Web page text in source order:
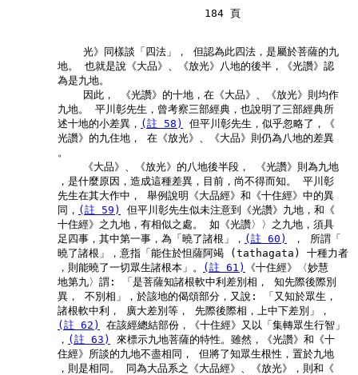
                               184 頁
            光》同樣談「四法」， 但認為此四法，是屬於菩薩的九
        地。 也就是說《大品》、《放光》八地的後半，《光讚》認
        為是九地。
            因此， 《光讚》的十地，在《大品》、《放光》則均作
        九地。 平川彰先生，曾考察三部經典，也說明了三部經典所
        述十地的小差異，
(註 58)
但平川彰先生，似乎忽略了，《
        光讚》的九住地， 在《放光》、《大品》則仍為八地的差異
        。
            《大品》、《放光》的八地後半段， 《光讚》則為九地
        ，是什麼原因，造成這種差異，目前，尚不得而知。 平川彰
        先生在其大作中， 舉例說明《大品經》和《十住經》中的異
        同，
(註 59)
但平川彰先生似未注意到《光讚》九地，和《
        十住經》之九地，有相似之處。 如《光讚〉〉之九地，須具
        足四事，其中第一事，為「曉了諸根」，
(註 60)
， 所謂「
        曉了諸根」，意指「能住於怛薩阿竭 (tathagata) 十種力者
        ，則能曉了一切眾生諸根本」。
(註 61)
《十住經》〈妙慧
        地第九〉謂: 「是菩薩知諸根軟中利差別相， 知先際後際別
        異， 不別相」，於該地的偈頌部分，又說: 「又知於眾生，
        諸根軟中利， 廣大差別等， 先際後際相，上中下差別」，
(註 62)
在該經總結部份，《十住經》又以「集轉眾生行智」
        ，
(註 63)
來標示九地菩薩的特性。雖然，《光讚》和《十
        住經》所談的九地不盡相同， 但將了知眾生根性，置於九地
        ，則是相同。 同為大品系之《大品經》、《放光》，則和《